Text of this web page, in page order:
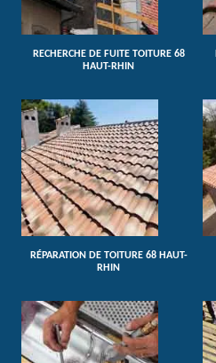
RECHERCHE DE FUITE TOITURE 68
HAUT-RHIN
RÉPARATION DE TOITURE 68 HAUT-
RHIN